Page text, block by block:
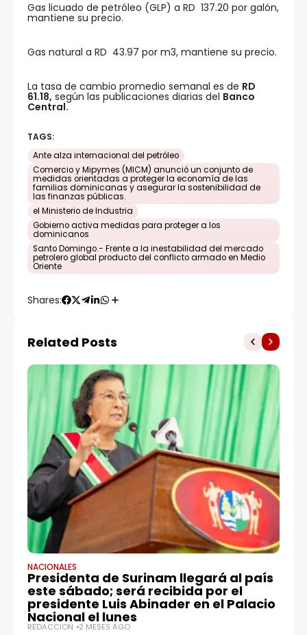
Gas licuado de petróleo (GLP) a RD 137.20 por galón,
mantiene su precio.
Gas natural a RD 43.97 por m3, mantiene su precio.
La tasa de cambio promedio semanal es de RD
61.18, según las publicaciones diarias del Banco
Central.
TAGS:
Ante alza internacional del petróleo
Comercio y Mipymes (MICM) anunció un conjunto de
medidas orientadas a proteger la economía de las
familias dominicanas y asegurar la sostenibilidad de
las finanzas públicas.
el Ministerio de Industria
Gobierno activa medidas para proteger a los
dominicanos
Santo Domingo.- Frente a la inestabilidad del mercado
petrolero global producto del conflicto armado en Medio
Oriente
Shares:
Related Posts
NACIONALES
Presidenta de Surinam llegará al país
este sábado; será recibida por el
presidente Luis Abinader en el Palacio
Nacional el lunes
REDACCIÓN 2 MESES AGO